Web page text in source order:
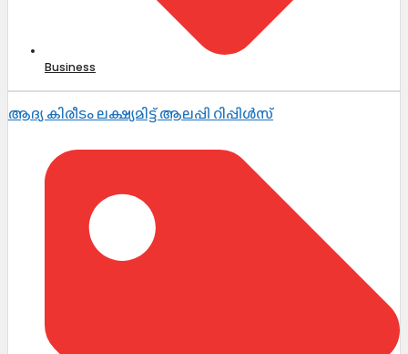
Business
ആദ്യ കിരീടം ലക്ഷ്യമിട്ട് ആലപ്പി റിപ്പിൾസ്